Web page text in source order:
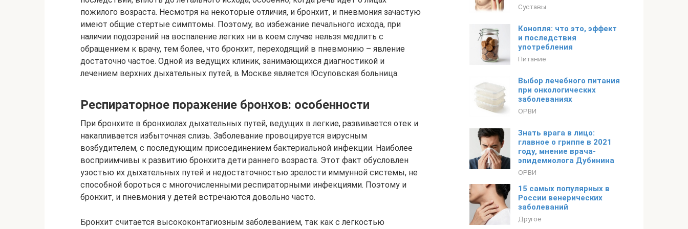
пожилого возраста. Несмотря на некоторые отличия, и бронхит, и пневмония зачастую
имеют общие стертые симптомы. Поэтому, во избежание печального исхода, при
наличии подозрений на воспаление легких ни в коем случае нельзя медлить с
обращением к врачу, тем более, что бронхит, переходящий в пневмонию – явление
достаточно частое. Одной из ведущих клиник, занимающихся диагностикой и
лечением верхних дыхательных путей, в Москве является Юсуповская больница.
Респираторное поражение бронхов: особенности
При бронхите в бронхиолах дыхательных путей, ведущих в легкие, развивается отек и
накапливается избыточная слизь. Заболевание провоцируется вирусным
возбудителем, с последующим присоединением бактериальной инфекции. Наиболее
восприимчивы к развитию бронхита дети раннего возраста. Этот факт обусловлен
узостью их дыхательных путей и недостаточностью зрелости иммунной системы, не
способной бороться с многочисленными респираторными инфекциями. Поэтому и
бронхит, и пневмония у детей встречаются довольно часто.
Бронхит считается высококонтагиозным заболеванием, так как с легкостью
Суставы
Конопля: что это, эффект
и последствия
употребления
Питание
Выбор лечебного питания
при онкологических
заболеваниях
ОРВИ
Знать врага в лицо:
главное о гриппе в 2021
году, мнение врача-
эпидемиолога Дубинина
ОРВИ
15 самых популярных в
России венерических
заболеваний
Другое